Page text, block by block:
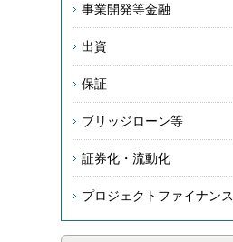
事業開発等金融
出資
保証
ブリッジローン等
証券化・流動化
プロジェクトファイナンス